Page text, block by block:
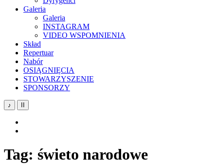
Galeria
Galeria
INSTAGRAM
VIDEO WSPOMNIENIA
Skład
Repertuar
Nabór
OSIĄGNIĘCIA
STOWARZYSZENIE
SPONSORZY
♪
Tag: świeto narodowe